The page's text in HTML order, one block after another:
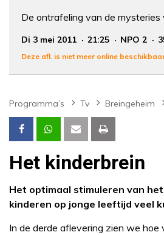
De ontrafeling van de mysteries
Di 3 mei 2011 21:25 NPO 2
Deze afl. is niet meer online
Programma’s Tv Breingeheim
Het kinderbrein
Het optimaal stimuleren van
kinderen op jonge leeftijd veel
In de derde aflevering zien we hoe